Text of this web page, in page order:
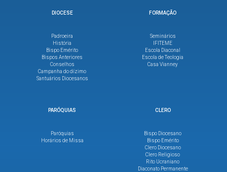
DIOCESE
Padroeira
História
Bispo Emérito
Bispos Anteriores
Conselhos
Campanha do dízimo
Santuários Diocesanos
FORMAÇÃO
Seminários
IFITEME
Escola Diaconal
Escola de Teologia
Casa Vianney
PARÓQUIAS
Paróquias
Horários de Missa
CLERO
Bispo Diocesano
Bispo Emérito
Clero Diocesano
Clero Religioso
Rito Ucraniano
Diaconato Permanente